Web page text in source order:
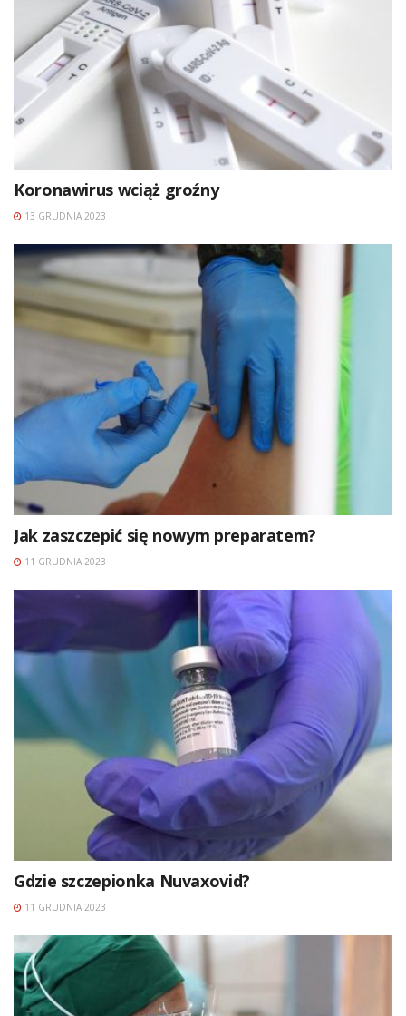
Koronawirus wciąż groźny
13 GRUDNIA 2023
Jak zaszczepić się nowym preparatem?
11 GRUDNIA 2023
Gdzie szczepionka Nuvaxovid?
11 GRUDNIA 2023